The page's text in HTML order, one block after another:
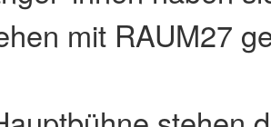
mit RAUM27